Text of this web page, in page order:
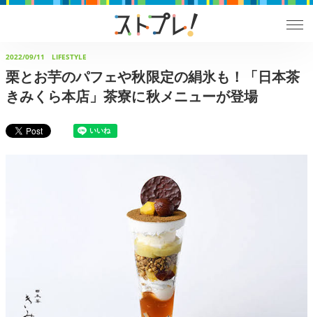
2022/09/11 LIFESTYLE
栗とお芋のパフェや秋限定の絹氷も！「日本茶
きみくら本店」茶寮に秋メニューが登場